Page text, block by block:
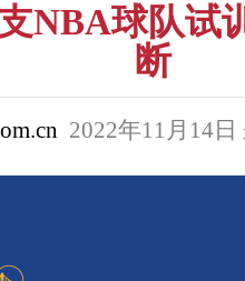
NBA球队试
断
2022年11月14日